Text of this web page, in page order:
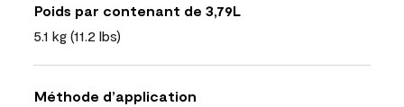
Poids par contenant de 3,79L
5.1 kg (11.2 lbs)
Méthode d’application